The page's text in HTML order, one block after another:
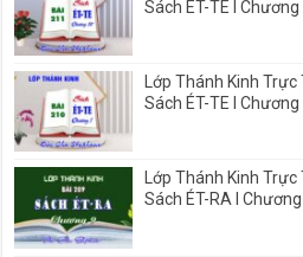
Sách ÉT-TE I
Lớp Thánh Kinh Trực
Sách ÉT-TE I
Lớp Thánh Kinh Trực
Sách ÉT-RA I